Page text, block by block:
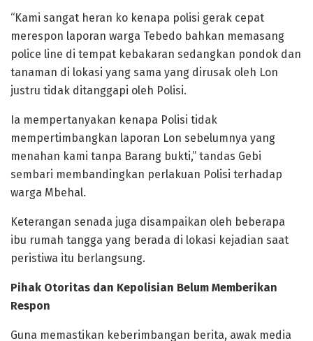
“Kami sangat heran ko kenapa polisi gerak cepat
merespon laporan warga Tebedo bahkan memasang
police line di tempat kebakaran sedangkan pondok dan
tanaman di lokasi yang sama yang dirusak oleh Lon
justru tidak ditanggapi oleh Polisi.
Ia mempertanyakan kenapa Polisi tidak
mempertimbangkan laporan Lon sebelumnya yang
menahan kami tanpa Barang bukti,” tandas Gebi
sembari membandingkan perlakuan Polisi terhadap
warga Mbehal.
​Keterangan senada juga disampaikan oleh beberapa
ibu rumah tangga yang berada di lokasi kejadian saat
peristiwa itu berlangsung.
Pihak Otoritas dan Kepolisian Belum Memberikan
Respon
​Guna memastikan keberimbangan berita, awak media